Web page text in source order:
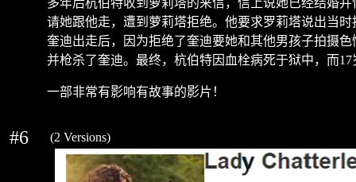
多年后杭伯特收到萝莉塔的来信，信上说她已经结婚
请她跟他走，遭到萝莉塔拒绝。他要求罗莉塔说出当
奎迪出走后，因为拒绝了奎迪要她和其他男孩子拍摄
并枪杀了奎迪。最终，杭伯特因血栓病死于狱中，而17
一部非常有影响有故事的影片！
#6 (2 Versions)